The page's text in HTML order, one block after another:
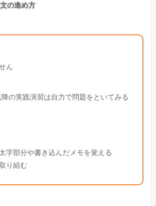
の進め方
ん
の実践演習は自力で問題をといてみる
字部分や書き込んだメモを覚える
り組む